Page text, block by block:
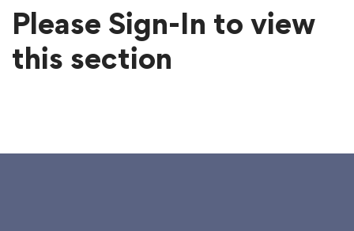
Please Sign-In to view
this section